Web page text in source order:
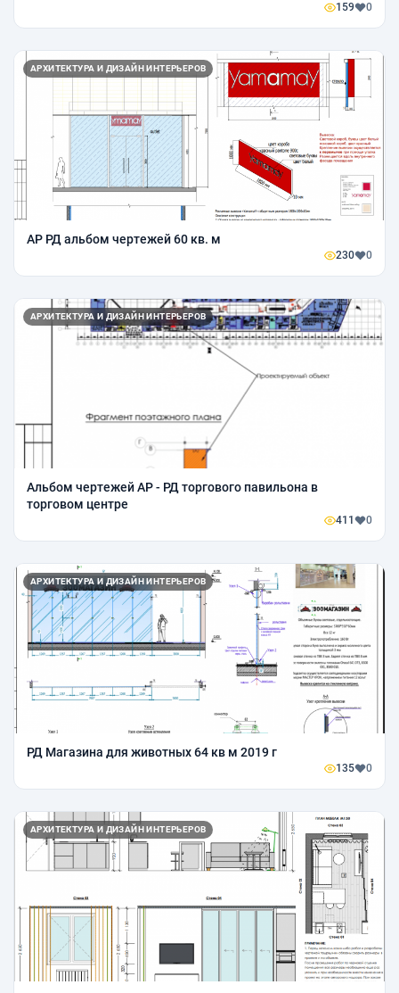
159 0
АРХИТЕКТУРА И ДИЗАЙН ИНТЕРЬЕРОВ
АР РД альбом чертежей 60 кв. м
230 0
АРХИТЕКТУРА И ДИЗАЙН ИНТЕРЬЕРОВ
Альбом чертежей АР - РД торгового павильона в
торговом центре
411 0
АРХИТЕКТУРА И ДИЗАЙН ИНТЕРЬЕРОВ
РД Магазина для животных 64 кв м 2019 г
135 0
АРХИТЕКТУРА И ДИЗАЙН ИНТЕРЬЕРОВ